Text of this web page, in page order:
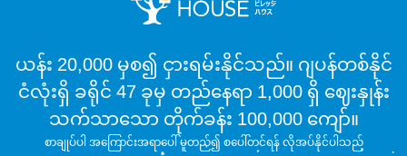
ယန်း 20,000 မှစ၍ ငှားရမ်းနိုင်သည်။ ဂျပန်တစ်နိုင်
ငံလုံးရှိ ခရိုင် 47 ခုမှ တည်နေရာ 1,000 ရှိ ဈေးနှုန်း
သက်သာသော တိုက်ခန်း 100,000 ကျော်။
စာချုပ်ပါ အကြောင်းအရာပေါ် မူတည်၍ စပေါ်တင်ရန် လိုအပ်နိုင်ပါသည်